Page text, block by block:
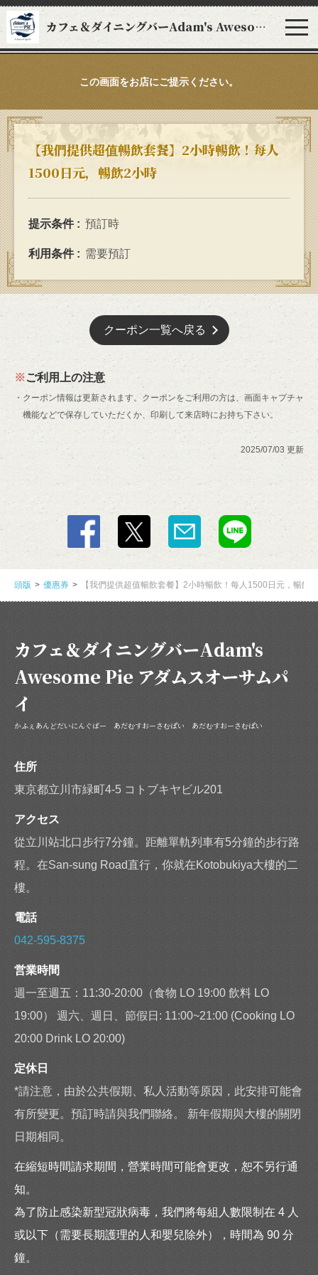
カフェ＆ダイニングバーAdam's Awesome Pie アダムスオーサムパイ
この画面をお店にご提示ください。
【我們提供超值暢飲套餐】2小時暢飲！每人
1500日元，暢飲2小時
提示条件 預訂時
利用条件 需要預訂
クーポン一覧へ戻る
ご利用上の注意
クーポン情報は更新されます。クーポンをご利用の方は、画面キャプチャ
機能などで保存していただくか、印刷して来店時にお持ち下さい。
2025/07/03 更新
頭版 優惠券 【我們提供超值暢飲套餐】2小時暢飲！每人1500日元，暢飲2
カフェ＆ダイニングバーAdam's
Awesome Pie アダムスオーサムパ
イ
かふぇあんどだいにんぐばー あだむすおーさむぱい あだむすおーさむぱい
住所
東京都立川市緑町4-5 コトブキヤビル201
アクセス
從立川站北口步行7分鐘。距離單軌列車有5分鐘的步行路
程。在San-sung Road直行，你就在Kotobukiya大樓的二
樓。
電話
042-595-8375
営業時間
週一至週五：11:30-20:00（食物 LO 19:00 飲料 LO
19:00） 週六、週日、節假日: 11:00~21:00 (Cooking LO
20:00 Drink LO 20:00)
定休日
*請注意，由於公共假期、私人活動等原因，此安排可能會
有所變更。預訂時請與我們聯絡。 新年假期與大樓的關閉
日期相同。
在縮短時間請求期間，營業時間可能會更改，恕不另行通
知。
為了防止感染新型冠狀病毒，我們將每組人數限制在 4 人
或以下（需要長期護理的人和嬰兒除外），時間為 90 分
鐘。
この店舗情報をシェアする
【我們提供超值暢飲套餐】2小時暢飲！每人1500日元，暢
飲2小時 | カフェ＆ダイニングバーAdam's Awesome Pie ア
東京都立川市緑町4-5 コトブキヤビル201